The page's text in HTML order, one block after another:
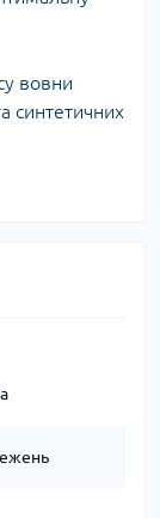
вовни
синтетичних